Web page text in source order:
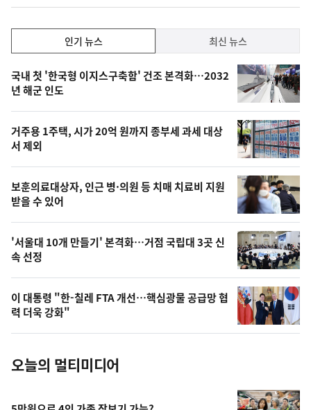
기,
최
신,
오
늘
의
영
상
오
늘
의
사
진
인기 뉴스 최신 뉴스
인
기
뉴
스
국내 첫 '한국형 이지스구축함' 건조 본격화…2032
년 해군 인도
거주용 1주택, 시가 20억 원까지 종부세 과세 대상
서 제외
보훈의료대상자, 인근 병·의원 등 치매 치료비 지원
받을 수 있어
'서울대 10개 만들기' 본격화…거점 국립대 3곳 신
속 선정
이 대통령 "한-칠레 FTA 개선…핵심광물 공급망 협
력 더욱 강화"
오늘의 멀티미디어